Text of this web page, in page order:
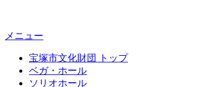
メニュー
宝塚市文化財団 トップ
ベガ・ホール
ソリオホール